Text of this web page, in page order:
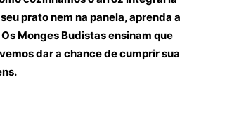
prato nem na panela, aprenda a
Monges Budistas ensinam que
dar a chance de cumprir sua